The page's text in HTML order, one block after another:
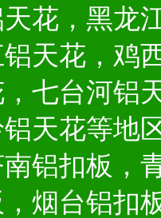
花，黑龙
天花，鸡
七台河铝
天花等地
铝扣板，
烟台铝扣